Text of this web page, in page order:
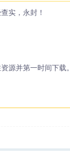
实，永封！
源并第一时间下载。